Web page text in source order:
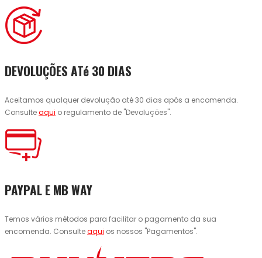
DEVOLUÇÕES ATé 30 DIAS
Aceitamos qualquer devolução até 30 dias após a encomenda.
Consulteaqui o regulamento de "Devoluções".
PAYPAL E MB WAY
Temos vários métodos para facilitar o pagamento da sua
encomenda. Consulteaqui os nossos "Pagamentos".